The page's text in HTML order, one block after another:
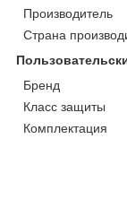
Производитель
Страна
Бренд
Класс защиты
Комплектация